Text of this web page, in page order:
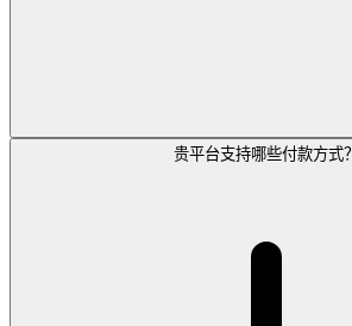
贵平台支持哪些付款方式？